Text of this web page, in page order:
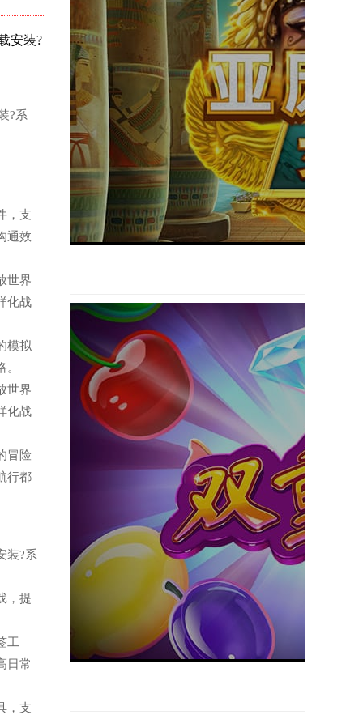
安装?
?系
，支
通效
世界
化战
模拟
世界
化战
冒险
行都
装?系
，提
工
日常
，支